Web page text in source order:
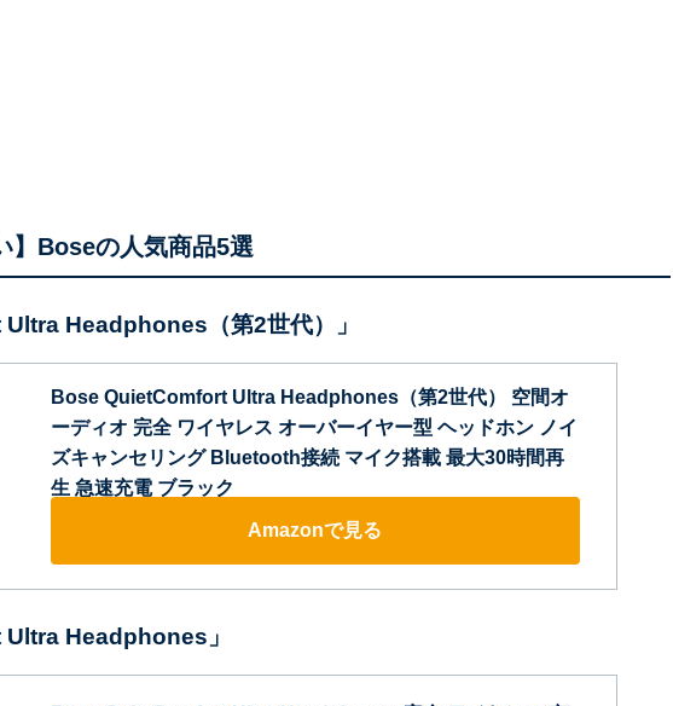
】Boseの人気商品5選
Headphones（第2世代）」
Bose QuietComfort Ultra Headphones（第2世代） 空間オ
ーディオ 完全 ワイヤレス オーバーイヤー型 ヘッドホン ノイ
ズキャンセリング Bluetooth接続 マイク搭載 最大30時間再
生 急速充電 ブラック
Amazonで見る
Headphones」